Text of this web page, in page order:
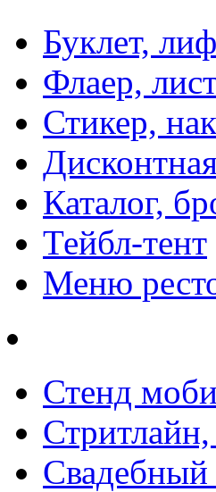
Буклет,
Флаер,
Стикер,
Каталог,
Тейбл-тент
Меню
Стенд
Свадебный